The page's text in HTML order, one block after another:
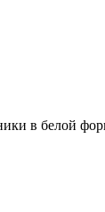
в белой